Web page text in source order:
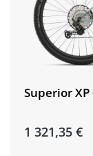
Superior
1 321,35 €